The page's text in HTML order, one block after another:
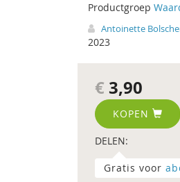
Productgroep
Antoinette
2023
€ 3,90
KOPEN
DELEN:
Gratis voor